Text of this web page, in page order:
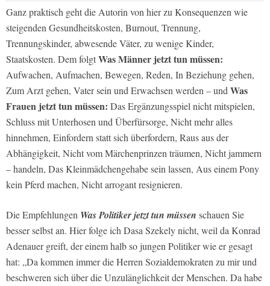
Ganz praktisch geht die Autorin von hier zu Konsequenzen wie
steigenden Gesundheitskosten, Burnout, Trennung,
Trennungskinder, abwesende Väter, zu wenige Kinder,
Staatskosten. Dem folgtWas Männer jetzt tun müssen:
Aufwachen, Aufmachen, Bewegen, Reden, In Beziehung gehen,
Zum Arzt gehen, Vater sein und Erwachsen werden– undWas
Frauen jetzt tun müssen: Das Ergänzungsspiel nicht mitspielen,
Schluss mit Unterhosen und Überfürsorge, Nicht mehr alles
hinnehmen, Einfordern statt sich überfordern, Raus aus der
Abhängigkeit, Nicht vom Märchenprinzen träumen, Nicht jammern
– handeln, Das Kleinmädchengehabe sein lassen, Aus einem Pony
kein Pferd machen, Nicht arrogant resignieren.
Die Empfehlungen Was Politiker jetzt tun müssen schauen Sie
besser selbst an. Hier folge ich Dasa Szekely nicht, weil da Konrad
Adenauer greift, der einem halb so jungen Politiker wie er gesagt
hat: „Da kommen immer die Herren Sozialdemokraten zu mir und
beschweren sich über die Unzulänglichkeit der Menschen. Da habe